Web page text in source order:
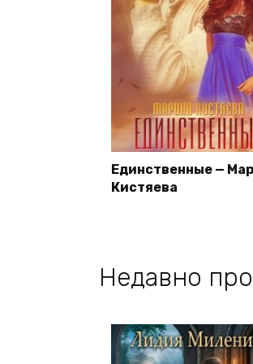
Единственные —
Кистяева
Недавно